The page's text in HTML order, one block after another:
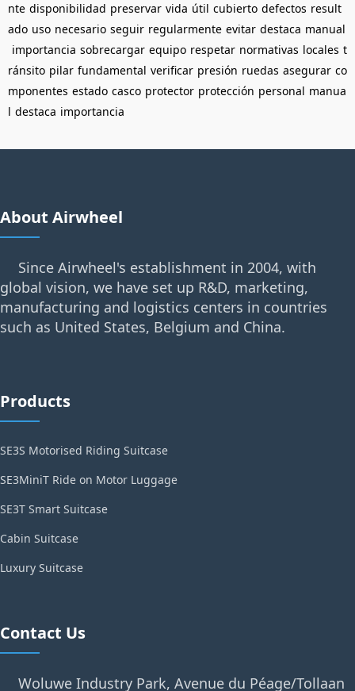
nte disponibilidad preservar vida útil cubierto defectos result
ado uso necesario seguir regularmente evitar destaca manual
importancia sobrecargar equipo respetar normativas locales t
ránsito pilar fundamental verificar presión ruedas asegurar co
mponentes estado casco protector protección personal manua
l destaca importancia
About Airwheel
Since Airwheel's establishment in 2004, with
global vision, we have set up R&D, marketing,
manufacturing and logistics centers in countries
such as United States, Belgium and China.
Products
SE3S Motorised Riding Suitcase
SE3MiniT Ride on Motor Luggage
SE3T Smart Suitcase
Cabin Suitcase
Luxury Suitcase
Contact Us
Woluwe Industry Park, Avenue du Péage/Tollaan